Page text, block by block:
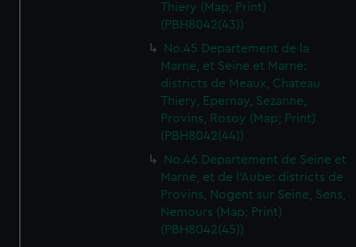
Thiery (Map; Print)
(PBH8042(43))
No.45 Departement de la
Marne, et Seine et Marne:
districts de Meaux, Chateau
Thiery, Epernay, Sezanne,
Provins, Rosoy (Map; Print)
(PBH8042(44))
No.46 Departement de Seine et
Marne, et de l'Aube: districts de
Provins, Nogent sur Seine, Sens,
Nemours (Map; Print)
(PBH8042(45))